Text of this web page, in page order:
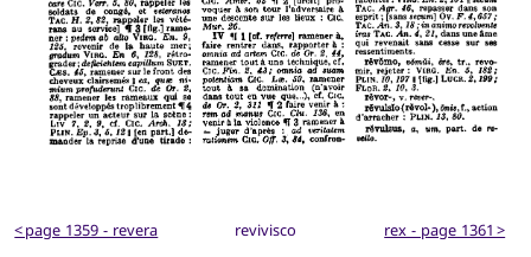
< page 1359 - revera revivisco rex - page 1361 >